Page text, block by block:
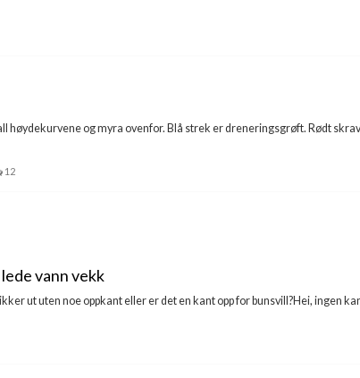
høydekurvene og myra ovenfor. Blå strek er dreneringsgrøft. Rødt
12
vann vekk
ut uten noe oppkant eller er det en kant opp for bunsvill?Hei, ingen